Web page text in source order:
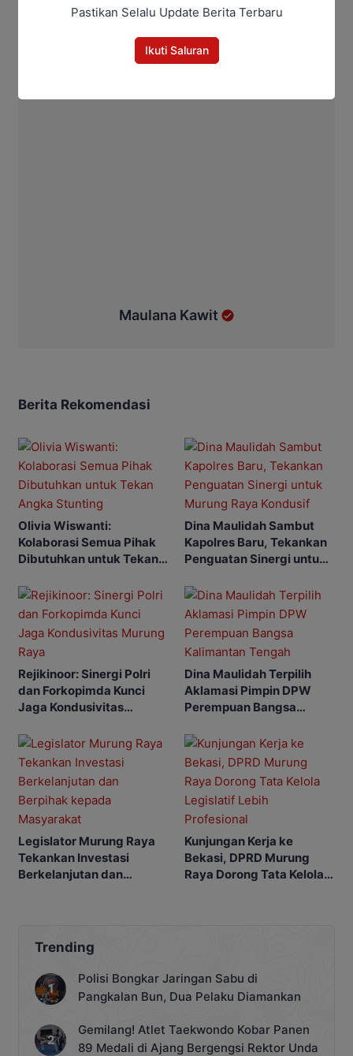
Maulana Kawit
Berita Rekomendasi
Olivia Wiswanti:
Kolaborasi Semua Pihak
Dibutuhkan untuk Tekan
Dina Maulidah Sambut
Kapolres Baru, Tekankan
Penguatan Sinergi untuk
Rejikinoor: Sinergi Polri
dan Forkopimda Kunci
Jaga Kondusivitas
Dina Maulidah Terpilih
Aklamasi Pimpin DPW
Perempuan Bangsa
Legislator Murung Raya
Tekankan Investasi
Berkelanjutan dan
Kunjungan Kerja ke
Bekasi, DPRD Murung
Raya Dorong Tata Kelola
Trending
Polisi Bongkar Jaringan Sabu di
Pangkalan Bun, Dua Pelaku Diamankan
Gemilang! Atlet Taekwondo Kobar Panen
89 Medali di Ajang Bergengsi Rektor Unda
Pastikan Selalu Update Berita Terbaru
Ikuti Saluran